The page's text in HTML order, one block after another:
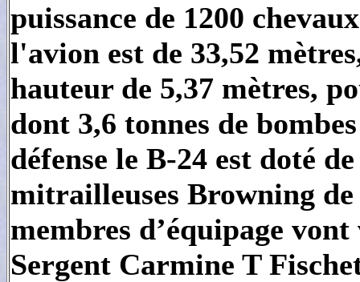
puissance de 1200
l'avion est de 33,52
hauteur de 5,37 mètres,
dont 3,6 tonnes de
défense le B-24 est doté
mitrailleuses Browning
membres d’équipage
Sergent Carmine T